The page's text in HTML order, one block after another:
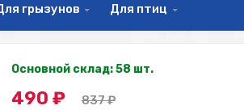
грызунов Для птиц
Основной склад: 58 шт.
490 ₽ 837₽